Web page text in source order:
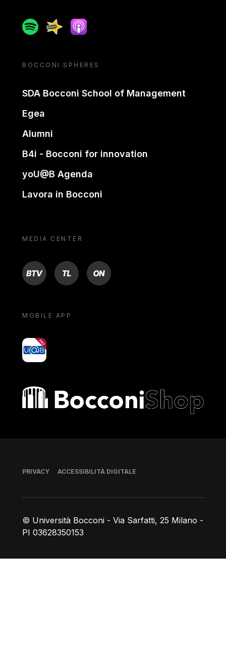
SpotifySpreakerApple podcast
BOCCONI SPHERES
SDA Bocconi School of Management
Egea
Alumni
B4i - Bocconi for innovation
yoU@B Agenda
Lavora in Bocconi
MEDIA CENTER
BTV TL ON
MOBILE APP
yoU@B
Bocconi shop
© Università Bocconi - Via Sarfatti, 25 Milano -
PI 03628350153
Piè di pagina
PRIVACY ACCESSIBILITÀ DIGITALE